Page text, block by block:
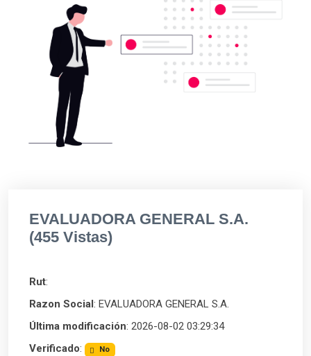
EVALUADORA GENERAL S.A.
(455 Vistas)
Rut:
Razon Social : EVALUADORA GENERAL S.A.
Última modificación: 2026-08-02 03:29:34
Verificado: No